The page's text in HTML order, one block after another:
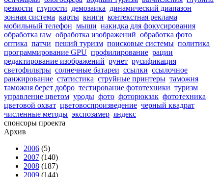
резкости глупости демозаика динамический диапазон
зонная система карты книги контекстная реклама
мобильный телефон мыши накидка для фокусирования
обработка raw обработка изображений обработка фото
оптика патчи пеший туризм поисковые системы политика
программирование GPU профилирование рации
редактирование изображений рунет русификация
светофильтры солнечные батареи ссылки ссылочное
ранжирование статистика струйные принтеры таможня
таможня берет добро тестирование фототехники туризм
управление цветом уроды фото фоторюкзак фототехника
цветовой охват цветовоспроизведение черный квадрат
численные методы экспозамер яндекс
спонсоры проекта
Архив
2006 (5)
2007 (140)
2008 (187)
2009 (144)